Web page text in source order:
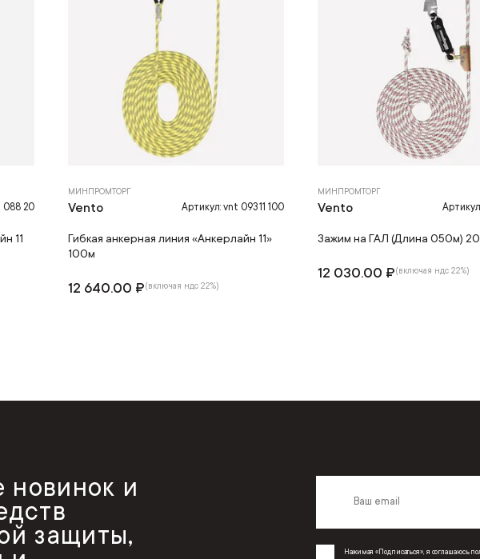
088 20
11
МИНПРОМТОРГ
Vento Артикул: vnt 093 11 100
Гибкая анкерная линия «Анкерлайн 11»
100м
12 640.00 ₽(включая ндс 22%)
МИНПРОМТОРГ
Vento
Зажим на ГАЛ (Длина 050м)
12 030.00 ₽(включая ндс 22%)
новинок и
защиты,
Нажимая «Подписаться», я соглашаюсь